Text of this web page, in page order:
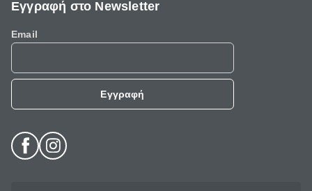
Εγγραφή στο Newsletter
Email
Εγγραφή